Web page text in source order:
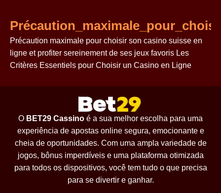
Précaution maximale pour choisir son casino suisse en
ligne et profiter sereinement de ses jeux favoris Les
Critères Essentiels pour Choisir un Casino en Ligne
O BET29 Cassino é a sua melhor escolha para uma
experiência de apostas online segura, emocionante e
cheia de oportunidades. Com uma ampla variedade de
jogos, bônus imperdíveis e uma plataforma otimizada
para todos os dispositivos, você tem tudo o que precisa
para se divertir e ganhar.